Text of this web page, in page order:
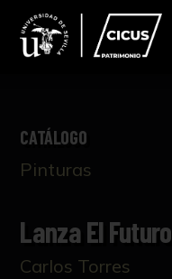
CATÁLOGO
Pinturas
Lanza El Futuro
Carlos Torres